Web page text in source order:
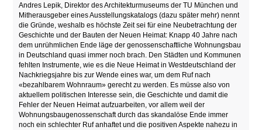
Andres Lepik, Direktor des Architekturmuseums der TU München und
Mitherausgeber eines Ausstellungskatalogs (dazu später mehr) nennt
die Gründe, weshalb es höchste Zeit sei für eine Neubetrachtung der
Geschichte und der Bauten der Neuen Heimat: Knapp 40 Jahre nach
dem unrühmlichen Ende läge der genossenschaftliche Wohnungsbau
in Deutschland quasi immer noch brach. Den Städten und Kommunen
fehlten Instrumente, wie es die Neue Heimat in Westdeutschland der
Nachkriegsjahre bis zur Wende eines war, um dem Ruf nach
«bezahlbarem Wohnraum» gerecht zu werden. Es müsse also von
aktuellem politischen Interesse sein, die Geschichte und damit die
Fehler der Neuen Heimat aufzuarbeiten, vor allem weil der
Wohnungsbaugenossenschaft durch das skandalöse Ende immer
noch ein schlechter Ruf anhaftet und die positiven Aspekte nahezu in